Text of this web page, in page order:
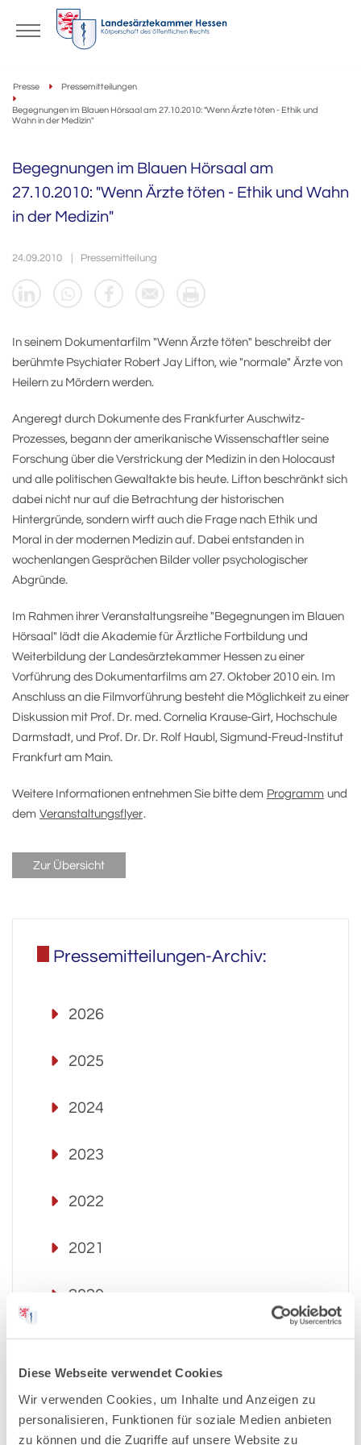
Diese Webseite verwendet Cookies
Wir verwenden Cookies, um Inhalte und Anzeigen zu
personalisieren, Funktionen für soziale Medien anbieten
zu können und die Zugriffe auf unsere Website zu
Presse Pressemitteilungen
Begegnungen im Blauen Hörsaal am 27.10.2010: "Wenn Ärzte töten - Ethik und
Wahn in der Medizin"
Begegnungen im Blauen Hörsaal am
27.10.2010: "Wenn Ärzte töten - Ethik und Wahn
in der Medizin"
24.09.2010 Pressemitteilung
In seinem Dokumentarfilm "Wenn Ärzte töten" beschreibt der
berühmte Psychiater Robert Jay Lifton, wie "normale" Ärzte von
Heilern zu Mördern werden.
Angeregt durch Dokumente des Frankfurter Auschwitz-
Prozesses, begann der amerikanische Wissenschaftler seine
Forschung über die Verstrickung der Medizin in den Holocaust
und alle politischen Gewaltakte bis heute. Lifton beschränkt sich
dabei nicht nur auf die Betrachtung der historischen
Hintergründe, sondern wirft auch die Frage nach Ethik und
Moral in der modernen Medizin auf. Dabei entstanden in
wochenlangen Gesprächen Bilder voller psychologischer
Abgründe.
Im Rahmen ihrer Veranstaltungsreihe "Begegnungen im Blauen
Hörsaal" lädt die Akademie für Ärztliche Fortbildung und
Weiterbildung der Landesärztekammer Hessen zu einer
Vorführung des Dokumentarfilms am 27. Oktober 2010 ein. Im
Anschluss an die Filmvorführung besteht die Möglichkeit zu einer
Diskussion mit Prof. Dr. med. Cornelia Krause-Girt, Hochschule
Darmstadt, und Prof. Dr. Dr. Rolf Haubl, Sigmund-Freud-Institut
Frankfurt am Main.
Weitere Informationen entnehmen Sie bitte dem Programm und
dem Veranstaltungsflyer.
Zur Übersicht
Pressemitteilungen-Archiv:
2026
2025
2024
2023
2022
2021
2020
2019
2017